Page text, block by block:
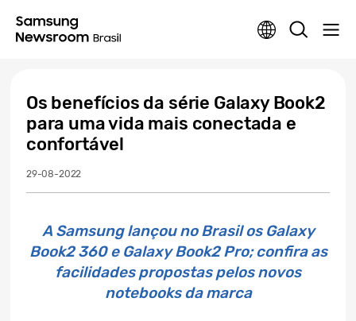
Os benefícios da série Galaxy Book2
para uma vida mais conectada e
confortável
29-08-2022
A Samsung lançou no Brasil os Galaxy
Book2 360 e Galaxy Book2 Pro; confira as
facilidades propostas pelos novos
notebooks da marca